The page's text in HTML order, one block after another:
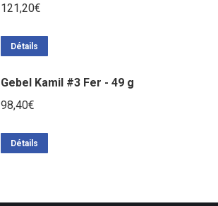
121,20€
Détails
Gebel Kamil #3 Fer - 49 g
98,40€
Détails